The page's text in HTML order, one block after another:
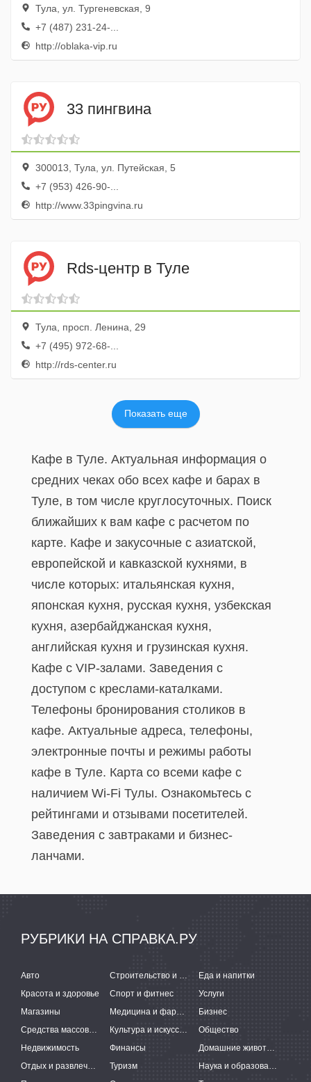
Тула, ул. Тургеневская, 9
+7 (487) 231-24-...
http://oblaka-vip.ru
33 пингвина
300013, Тула, ул. Путейская, 5
+7 (953) 426-90-...
http://www.33pingvina.ru
Rds-центр в Туле
Тула, просп. Ленина, 29
+7 (495) 972-68-...
http://rds-center.ru
Показать еще
Кафе в Туле. Актуальная информация о
средних чеках обо всех кафе и барах в
Туле, в том числе круглосуточных. Поиск
ближайших к вам кафе с расчетом по
карте. Кафе и закусочные с азиатской,
европейской и кавказской кухнями, в
числе которых: итальянская кухня,
японская кухня, русская кухня, узбекская
кухня, азербайджанская кухня,
английская кухня и грузинская кухня.
Кафе с VIP-залами. Заведения с
доступом с креслами-каталками.
Телефоны бронирования столиков в
кафе. Актуальные адреса, телефоны,
электронные почты и режимы работы
кафе в Туле. Карта со всеми кафе с
наличием Wi-Fi Тулы. Ознакомьтесь с
рейтингами и отзывами посетителей.
Заведения с завтраками и бизнес-
ланчами.
РУБРИКИ НА СПРАВКА.РУ
Авто Строительство и ремонт
Еда и напитки
Красота и здоровье
Спорт и фитнес
Услуги
Магазины
Медицина и фармацевтика
Бизнес
Средства массовой информации
Культура и искусство
Общество
Недвижимость
Финансы
Домашние животные
Отдых и развлечения
Туризм
Наука и образование